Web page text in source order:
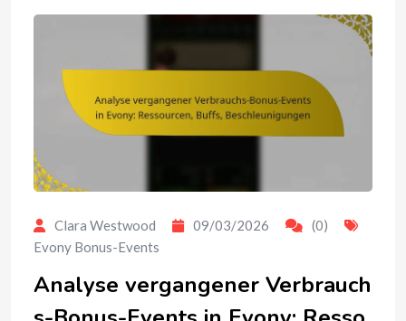
Clara Westwood 09/03/2026
(0)
Evony Bonus-Events
Analyse vergangener Verbrauch